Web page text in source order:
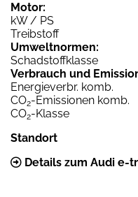
Motor:
kW / PS
Treibstoff
Umweltnormen:
Schadstoffklasse
Verbrauch und
Energieverbr. komb.
CO2-Emissionen komb.
CO2-Klasse
Standort
Details zum Audi e-